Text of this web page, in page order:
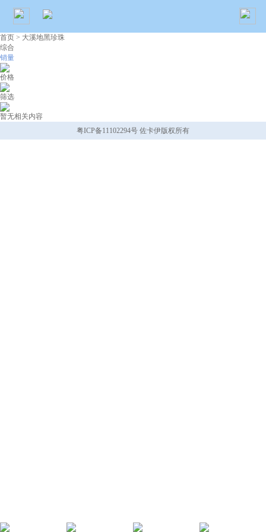
首页 > 大溪地黑珍珠
综合
销量
价格
筛选
暂无相关内容
粤ICP备11102294号 佐卡伊版权所有